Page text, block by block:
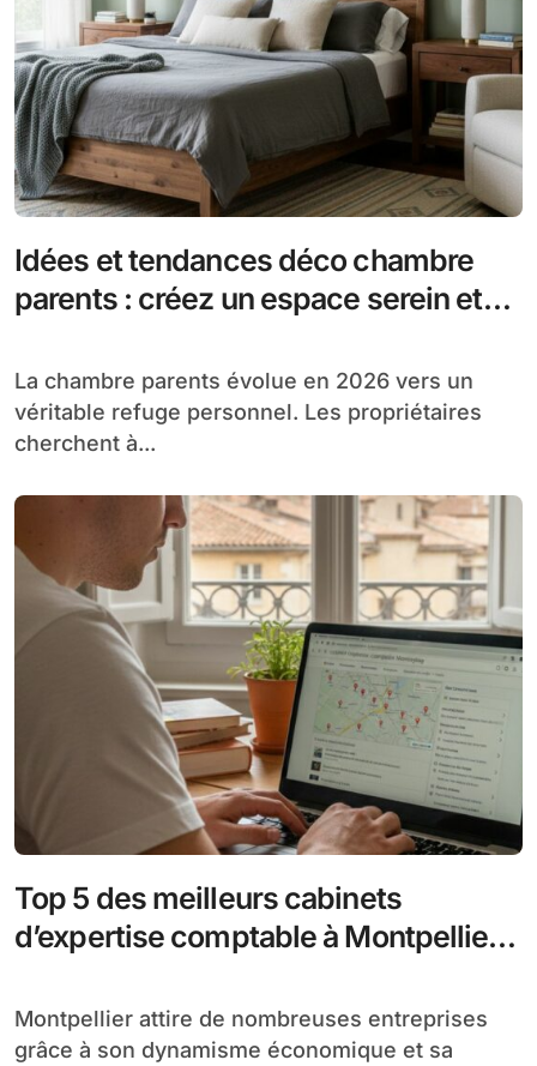
Idées et tendances déco chambre
parents : créez un espace serein et
La chambre parents évolue en 2026 vers un
véritable refuge personnel. Les propriétaires
cherchent à...
Top 5 des meilleurs cabinets
d’expertise comptable à Montpellier
Montpellier attire de nombreuses entreprises
grâce à son dynamisme économique et sa